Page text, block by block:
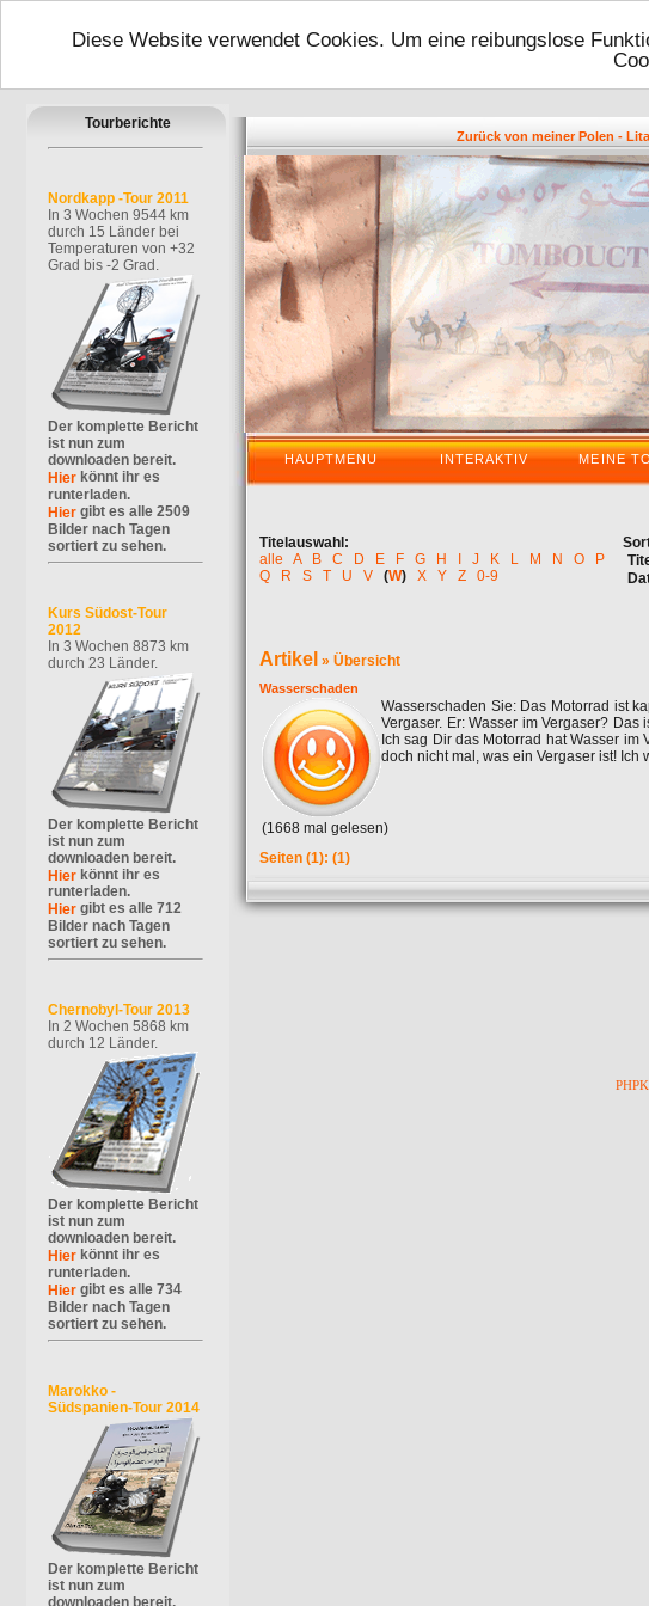
Diese Website verwendet Cookies. Um eine reibungslose
Zurück von meiner Polen -
HAUPTMENU INTERAKTIV MEINE
Tourberichte
Nordkapp -Tour 2011
In 3 Wochen 9544 km
durch 15 Länder bei
Temperaturen von +32
Grad bis -2 Grad.
Der komplette Bericht
ist nun zum
downloaden bereit.
Hier könnt ihr es
runterladen.
Hier gibt es alle 2509
Bilder nach Tagen
sortiert zu sehen.
Kurs Südost-Tour
2012
In 3 Wochen 8873 km
durch 23 Länder.
Der komplette Bericht
ist nun zum
downloaden bereit.
Hier könnt ihr es
runterladen.
Hier gibt es alle 712
Bilder nach Tagen
sortiert zu sehen.
Chernobyl-Tour 2013
In 2 Wochen 5868 km
durch 12 Länder.
Der komplette Bericht
ist nun zum
downloaden bereit.
Hier könnt ihr es
runterladen.
Hier gibt es alle 734
Bilder nach Tagen
sortiert zu sehen.
Marokko -
Südspanien-Tour 2014
Der komplette Bericht
ist nun zum
downloaden bereit.
Titelauswahl:
alle
A B C D E F G H J K L M N O
P
Q
R S T U V (W) X Y Z 0-9
Artikel » Übersicht
Wasserschaden
Wasserschaden Sie: Das Motorrad ist
Vergaser. Er: Wasser im Vergaser? Das
Ich sag Dir das Motorrad hat Wasser im
doch nicht mal, was ein Vergaser ist! Ich
(1668 mal gelesen)
Seiten (1): (1)